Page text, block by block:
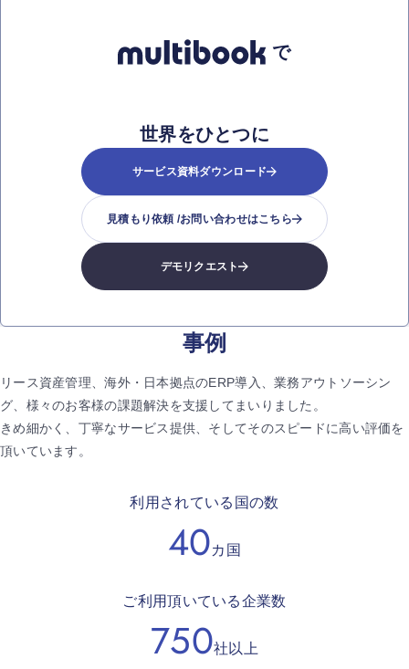
で
世界をひとつに
サービス資料ダウンロード
見積もり依頼 /お問い合わせはこちら
デモリクエスト
事例
リース資産管理、海外・日本拠点のERP導入、業務アウトソーシン
グ、 様々のお客様の課題解決を支援してまいりました。
きめ細かく、丁寧なサービス提供、そしてそのスピードに高い評価を
頂いています。
利用されている国の数
40カ国
ご利用頂いている企業数
750社以上